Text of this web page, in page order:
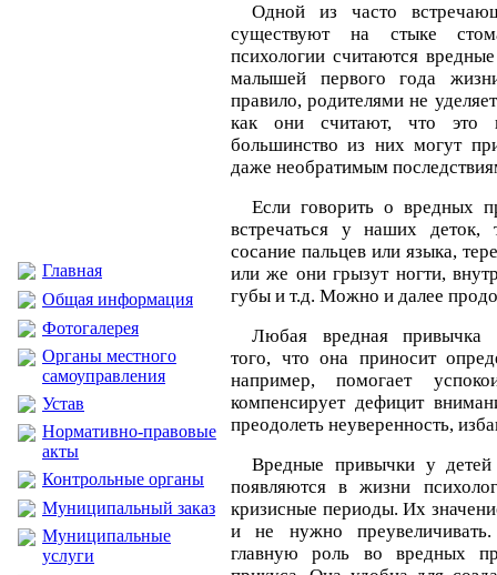
Главная
Общая информация
Фотогалерея
Органы местного
самоуправления
Устав
Нормативно-правовые
акты
Контрольные органы
Муниципальный заказ
Муниципальные
услуги
Одной из часто
существуют на стыке
психологии считаются
малышей первого года
правило, родителями не
как они считают, что это
большинство из них могут
даже необратимым
Если говорить о вредных
встречаться у наших деток,
сосание пальцев или языка,
или же они грызут ногти,
губы и т.д. Можно и далее
Любая вредная привычка
того, что она приносит
например, помогает
компенсирует дефицит
преодолеть неуверенность,
Вредные привычки у детей
появляются в жизни
кризисные периоды. Их
и не нужно
главную роль во вредных